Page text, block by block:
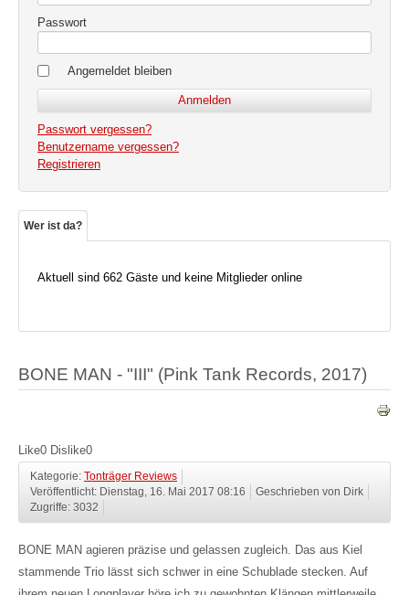
Passwort
Angemeldet bleiben
Passwort vergessen?
Benutzername vergessen?
Registrieren
Wer ist da?
Aktuell sind 662 Gäste und keine Mitglieder online
BONE MAN - "III" (Pink Tank Records, 2017)
Like0 Dislike0
Kategorie:
Tonträger Reviews
Veröffentlicht: Dienstag, 16. Mai 2017 08:16
Geschrieben von Dirk
Zugriffe: 3032
BONE MAN agieren präzise und gelassen zugleich. Das aus Kiel
stammende Trio lässt sich schwer in eine Schublade stecken. Auf